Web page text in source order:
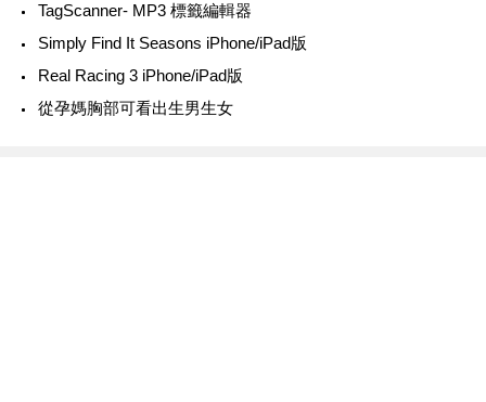
TagScanner- MP3 標籤編輯器
Simply Find It Seasons iPhone/iPad版
Real Racing 3 iPhone/iPad版
從孕媽胸部可看出生男生女